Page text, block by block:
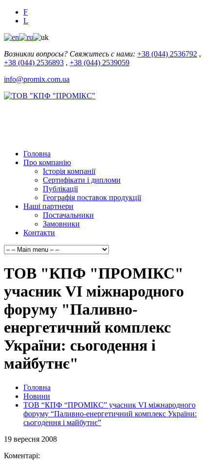
F
L
Возникли вопросы? Свяжитесь с нами: +38 (044) 2536792 ,
+38 (044) 2536893 , +38 (044) 2539059
info@promix.com.ua
Головна
Про компанію
Історія компанії
Сертифікати і дипломи
Публікації
Географія поставок продукції
Наші партнери
Постачальники
Замовники
Контакти
ТОВ "КПФ "ПРОМІКС"
учасник VІ міжнародного
форуму "Паливно-
енергетичний комплекс
України: сьогодення і
майбутнє"
Головна
Новини
ТОВ “КПФ “ПРОМІКС” учасник VІ міжнародного
форуму “Паливно-енергетичний комплекс України:
сьогодення і майбутнє”
19 вересня 2008
Коментарі: